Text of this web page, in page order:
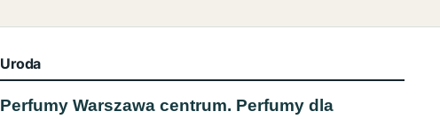
Uroda
Perfumy Warszawa centrum. Perfumy dla